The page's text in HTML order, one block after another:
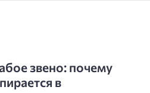
звено: почему
в